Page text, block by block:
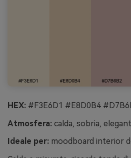
HEX: #F3E6D1 #E8D0B4
Atmosfera: calda, sobria,
Ideale per: moodboard interior